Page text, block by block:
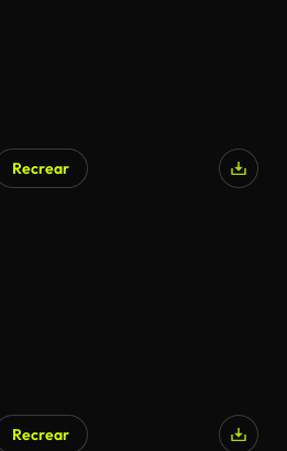
Recrear
Recrear